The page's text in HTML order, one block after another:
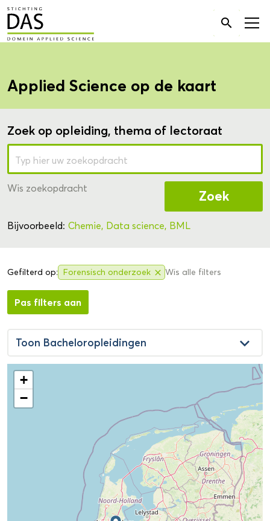
Zoek
naar:

Applied Science op de kaart
Zoek op opleiding, thema of lectoraat
Zoek
Wis zoekopdracht
Bijvoorbeeld: Chemie, Data science, BML
Gefilterd op: Forensisch onderzoek close Wis alle filters
Pas filters aan
Toon Bacheloropleidingen keyboard_arrow_down
+
−